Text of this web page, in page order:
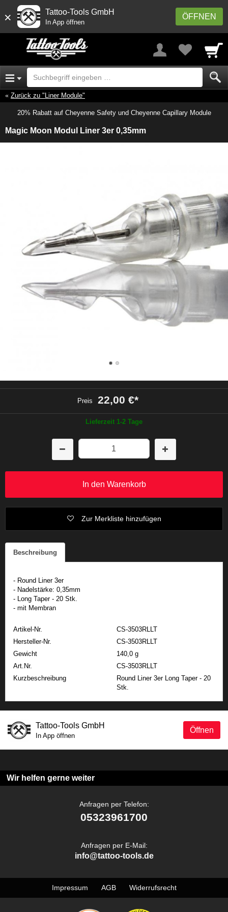
× ÖFFNEN
Tattoo-Tools GmbH
In App öffnen
Zurück zu "Liner Module"
20% Rabatt auf Cheyenne Safety und Cheyenne Capillary Module
Magic Moon Modul Liner 3er 0,35mm
Preis 22,00 €*
Lieferzeit 1-2 Tage
In den Warenkorb
Zur Merkliste hinzufügen
Beschreibung
- Round Liner 3er
- Nadelstärke: 0,35mm
- Long Taper - 20 Stk.
- mit Membran
Artikel-Nr.
CS-3503RLLT
Hersteller-Nr.
CS-3503RLLT
Gewicht
140,0 g
Art.Nr.
CS-3503RLLT
Kurzbeschreibung
Round Liner 3er Long Taper - 20
Stk.
Öffnen
Tattoo-Tools GmbH
In App öffnen
Wir helfen gerne weiter
Anfragen per Telefon:
05323961700
Anfragen per E-Mail:
info@tattoo-tools.de
Impressum AGB Widerrufsrecht